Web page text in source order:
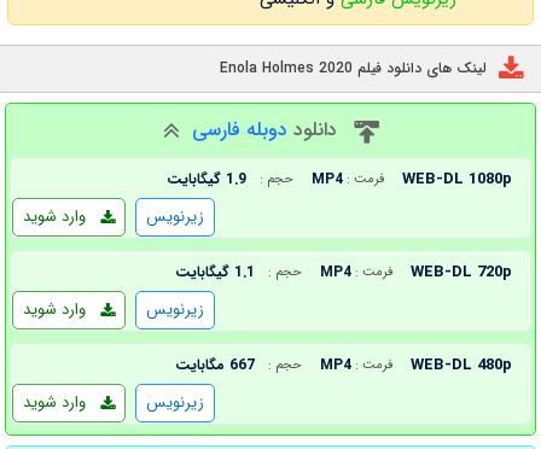
لینک های دانلود فیلم Enola Holmes 2020
دانلود دوبله فارسی
WEB-DL 1080p فرمت : MP4 حجم : 1.9 گیگابایت
وارد شوید زیرنویس
WEB-DL 720p فرمت : MP4 حجم : 1.1 گیگابایت
وارد شوید زیرنویس
WEB-DL 480p فرمت : MP4 حجم : 667 مگابایت
وارد شوید زیرنویس